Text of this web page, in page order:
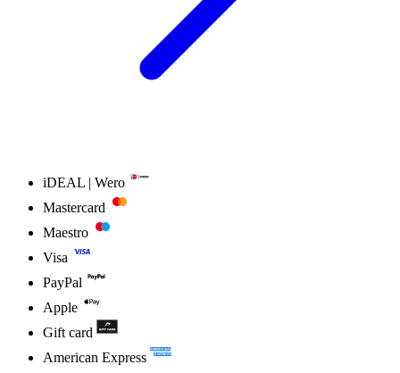
iDEAL | Wero
Mastercard
Maestro
Visa
PayPal
Apple
Gift card
American Express